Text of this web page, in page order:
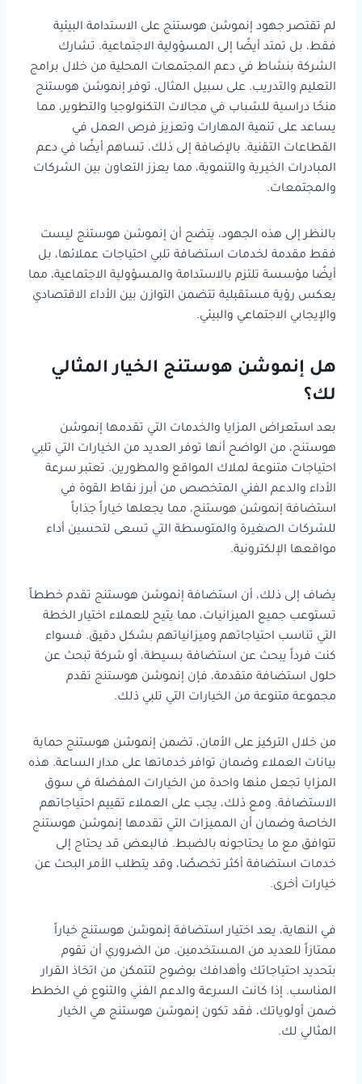
لم تقتصر جهود إنموشن هوستنج على الاستدامة البيئية
فقط، بل تمتد أيضًا إلى المسؤولية الاجتماعية. تشارك
الشركة بنشاط في دعم المجتمعات المحلية من خلال برامج
التعليم والتدريب. على سبيل المثال، توفر إنموشن هوستنج
منحًا دراسية للشباب في مجالات التكنولوجيا والتطوير، مما
يساعد على تنمية المهارات وتعزيز فرص العمل في
القطاعات التقنية. بالإضافة إلى ذلك، تساهم أيضًا في دعم
المبادرات الخيرية والتنموية، مما يعزز التعاون بين الشركات
والمجتمعات.
بالنظر إلى هذه الجهود، يتضح أن إنموشن هوستنج ليست
فقط مقدمة لخدمات استضافة تلبي احتياجات عملائها، بل
أيضًا مؤسسة تلتزم بالاستدامة والمسؤولية الاجتماعية، مما
يعكس رؤية مستقبلية تتضمن التوازن بين الأداء الاقتصادي
والإيجابي الاجتماعي والبيئي.
هل إنموشن هوستنج الخيار المثالي
لك؟
بعد استعراض المزايا والخدمات التي تقدمها إنموشن
هوستنج، من الواضح أنها توفر العديد من الخيارات التي تلبي
احتياجات متنوعة لملاك المواقع والمطورين. تعتبر سرعة
الأداء والدعم الفني المتخصص من أبرز نقاط القوة في
استضافة إنموشن هوستنج، مما يجعلها خياراً جذاباً
للشركات الصغيرة والمتوسطة التي تسعى لتحسين أداء
مواقعها الإلكترونية.
يضاف إلى ذلك، أن استضافة إنموشن هوستنج تقدم خططاً
تستوعب جميع الميزانيات، مما يتيح للعملاء اختيار الخطة
التي تناسب احتياجاتهم وميزانياتهم بشكل دقيق. فسواء
كنت فرداً يبحث عن استضافة بسيطة، أو شركة تبحث عن
حلول استضافة متقدمة، فإن إنموشن هوستنج تقدم
مجموعة متنوعة من الخيارات التي تلبي ذلك.
من خلال التركيز على الأمان، تضمن إنموشن هوستنج حماية
بيانات العملاء وضمان توافر خدماتها على مدار الساعة. هذه
المزايا تجعل منها واحدة من الخيارات المفضلة في سوق
الاستضافة. ومع ذلك، يجب على العملاء تقييم احتياجاتهم
الخاصة وضمان أن المميزات التي تقدمها إنموشن هوستنج
تتوافق مع ما يحتاجونه بالضبط. فالبعض قد يحتاج إلى
خدمات استضافة أكثر تخصصًا، وقد يتطلب الأمر البحث عن
خيارات أخرى.
في النهاية، يعد اختيار استضافة إنموشن هوستنج خياراً
ممتازاً للعديد من المستخدمين. من الضروري أن تقوم
بتحديد احتياجاتك وأهدافك بوضوح لتتمكن من اتخاذ القرار
المناسب. إذا كانت السرعة والدعم الفني والتنوع في الخطط
ضمن أولوياتك، فقد تكون إنموشن هوستنج هي الخيار
المثالي لك.